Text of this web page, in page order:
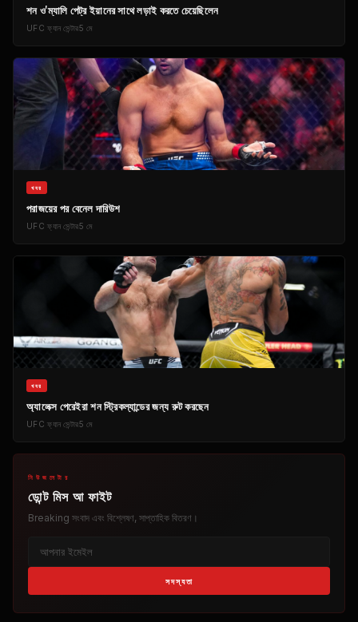
শন ও'ম্যালি পেট্র ইয়ানের সাথে লড়াই করতে চেয়েছিলেন
UFC ফ্যান সেন্টার5 মে
খবর
পরাজয়ের পর বেনেল দারিউশ
UFC ফ্যান সেন্টার5 মে
খবর
অ্যালেক্স পেরেইরা শন স্ট্রিকল্যান্ডের জন্য রুট করছেন
UFC ফ্যান সেন্টার5 মে
নিউজলেটার
ডোন্ট মিস আ ফাইট
Breaking সংবাদ এবং বিশ্লেষণ, সাপ্তাহিক বিতরণ।
সদস্যতা